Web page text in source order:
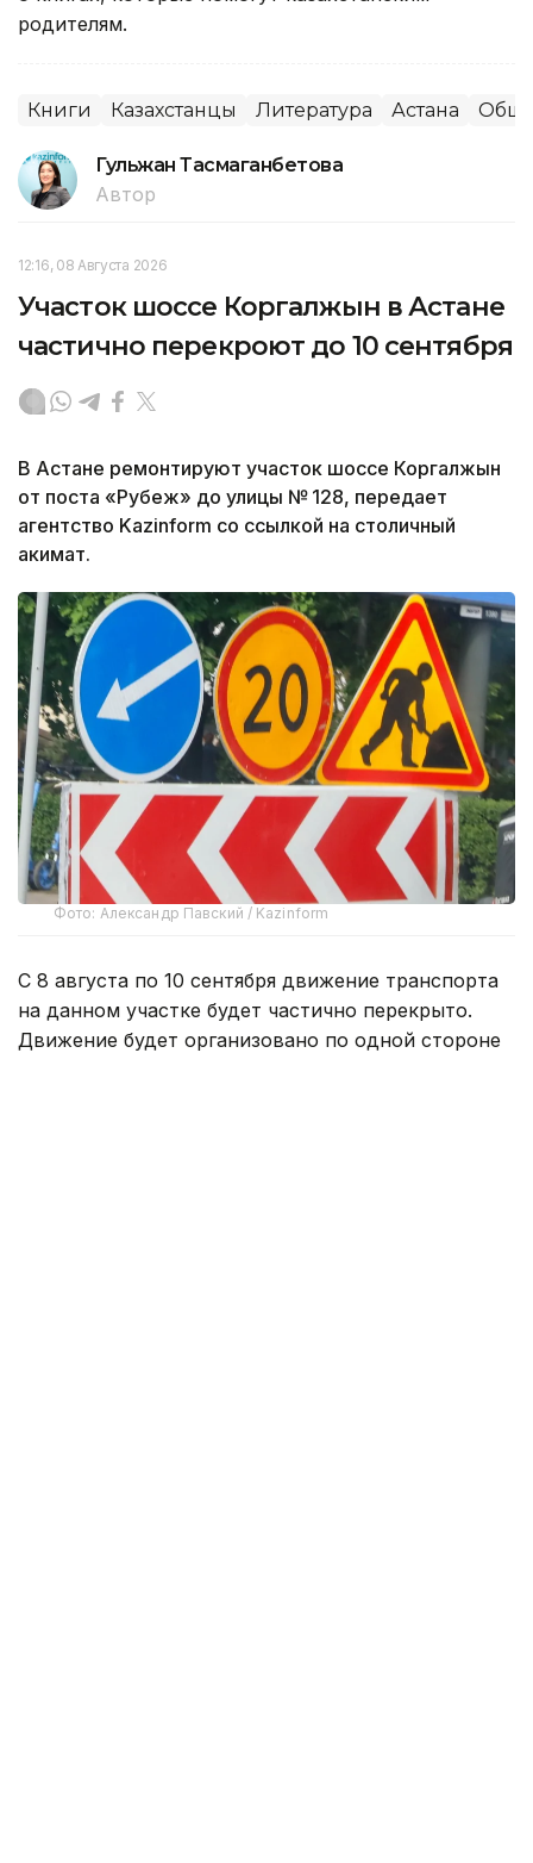
родителям.
Книги Казахстанцы Литература Астана
Гульжан Тасмаганбетова
Автор
12:16, 08 Августа 2026
Участок шоссе Коргалжын в Астане
частично перекроют до 10 сентября
В Астане ремонтируют участок шоссе Коргалжын
от поста «Рубеж» до улицы № 128, передает
агентство Kazinform со ссылкой на столичный
акимат.
Фото: Александр Павский / Kazinform
С 8 августа по 10 сентября движение транспорта
на данном участке будет частично перекрыто.
Движение будет организовано по одной стороне